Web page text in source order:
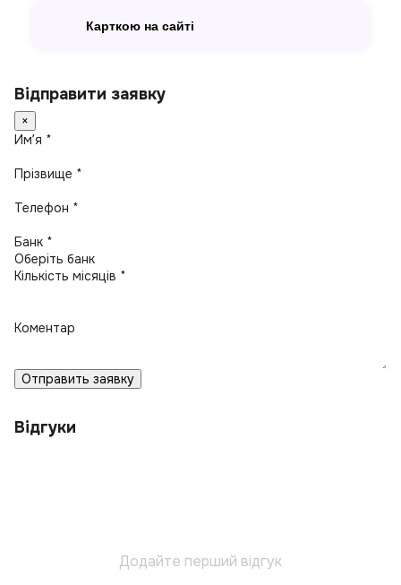
Карткою на сайті
Відправити заявку
×
Имʼя *
Прізвище *
Телефон *
Банк *
Кількість місяців *
Коментар
Отправить заявку
Відгуки
Додайте перший відгук